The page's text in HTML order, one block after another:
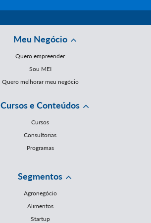
Meu Negócio
Quero empreender
Sou MEI
Quero melhorar meu negócio
Cursos e Conteúdos
Cursos
Consultorias
Programas
Segmentos
Agronegócio
Alimentos
Startup